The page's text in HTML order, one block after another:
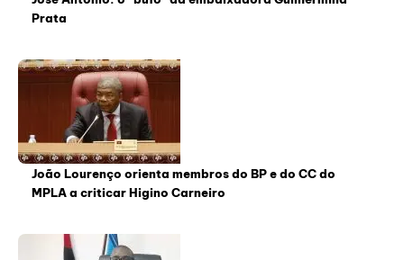
Prata
João Lourenço orienta membros do BP e do CC do
MPLA a criticar Higino Carneiro